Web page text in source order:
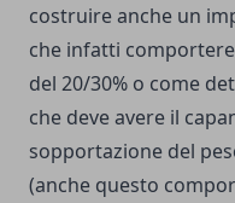
costruire anche un
che infatti
del 20/30% o come
che deve avere il
sopportazione del
(anche questo